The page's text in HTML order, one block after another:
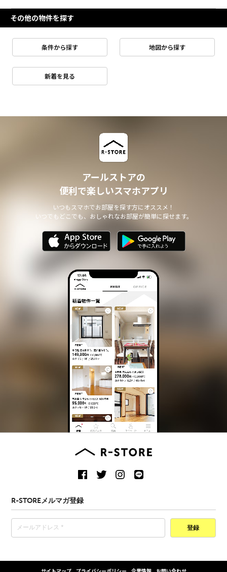
その他の物件を探す
条件から探す 地図から探す
新着を見る
アールストアの
便利で楽しいスマホアプリ
いつもスマホでお部屋を探す方にオススメ！
いつでもどこでも、おしゃれなお部屋が簡単に探せます。
R-STOREメルマガ登録
登録